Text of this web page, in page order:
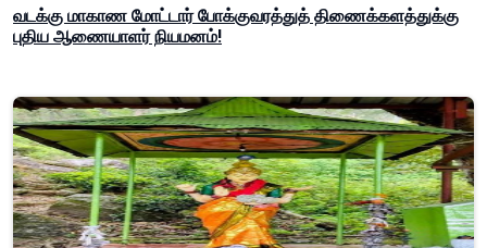
வடக்கு மாகாண மோட்டார் போக்குவரத்துத் திணைக்களத்துக்கு
புதிய ஆணையாளர் நியமனம்!